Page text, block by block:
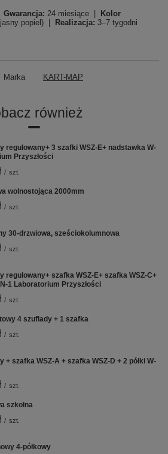
Gwarancja: 24 miesiące |
Kolor
popiel) | Realizacja: 3–7 tygodni
Marka KART-MAP
również
regulowany+ 3 szafki WSZ-E+ nadstawka W-
Przyszłości
/ szt.
wolnostojąca 2000mm
/ szt.
30-drzwiowa, sześciokolumnowa
/ szt.
regulowany+ szafka WSZ-E+ szafka WSZ-C+
1 Laboratorium Przyszłości
/ szt.
4 szuflady + 1 szafka
/ szt.
+ szafka WSZ-A + szafka WSZ-D + 2 półki W-
/ szt.
szkolna
/ szt.
4-półkowy